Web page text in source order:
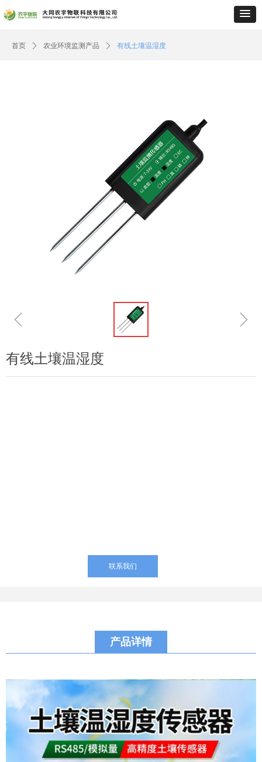
首页 ꄲ 农业环境监测产品 ꄲ 有线土壤温湿度
ꁆ ꁇ
有线土壤温湿度
联系我们
产品详情